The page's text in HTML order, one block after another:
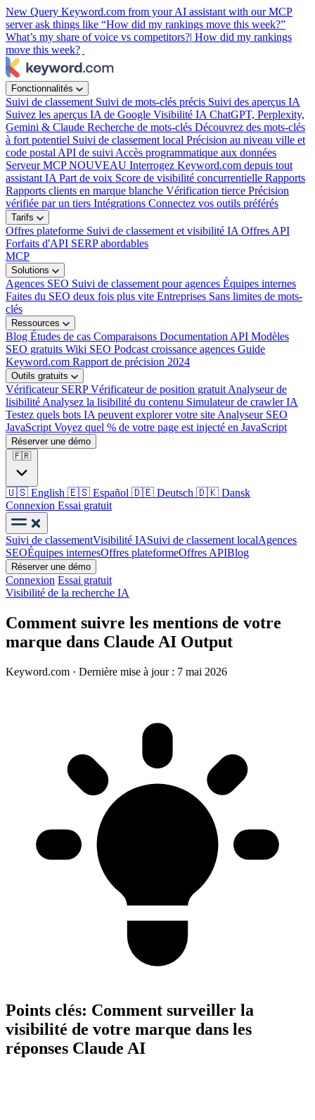
New Query Keyword.com from your AI assistant with our MCP
server ask things like “How did my rankings move this week?”
What’s my share of voice vs competitors?| How did my rankings
move this week?
Fonctionnalités
Suivi de classement Suivi de mots-clés précis Suivi des aperçus IA
Suivez les aperçus IA de Google Visibilité IA ChatGPT, Perplexity,
Gemini & Claude Recherche de mots-clés Découvrez des mots-clés
à fort potentiel Suivi de classement local Précision au niveau ville et
code postal API de suivi Accès programmatique aux données
Serveur MCPNOUVEAU Interrogez Keyword.com depuis tout
assistant IA Part de voix Score de visibilité concurrentielle Rapports
Rapports clients en marque blanche Vérification tierce Précision
vérifiée par un tiers Intégrations Connectez vos outils préférés
Tarifs
Offres plateforme Suivi de classement et visibilité IA Offres API
Forfaits d'API SERP abordables
MCP
Solutions
Agences SEO Suivi de classement pour agences Équipes internes
Faites du SEO deux fois plus vite Entreprises Sans limites de mots-
clés
Ressources
Blog Études de cas Comparaisons Documentation API Modèles
SEO gratuits Wiki SEO Podcast croissance agences Guide
Keyword.com Rapport de précision 2024
Outils gratuits
Vérificateur SERPVérificateur de position gratuit Analyseur de
lisibilité Analysez la lisibilité du contenu Simulateur de crawler IA
Testez quels bots IA peuvent explorer votre site Analyseur SEO
JavaScript Voyez quel % de votre page est injecté en JavaScript
Réserver une démo
🇫🇷
🇺🇸 English 🇪🇸 Español 🇩🇪 Deutsch 🇩🇰 Dansk
Connexion Essai gratuit
Suivi de classementVisibilité IASuivi de classement localAgences
SEOÉquipes internesOffres plateformeOffres APIBlog
Réserver une démo
Connexion Essai gratuit
Visibilité de la recherche IA
Comment suivre les mentions de votre
marque dans Claude AI Output
Keyword.com · Dernière mise à jour : 7 mai 2026
Points clés: Comment surveiller la
visibilité de votre marque dans les
réponses Claude AI